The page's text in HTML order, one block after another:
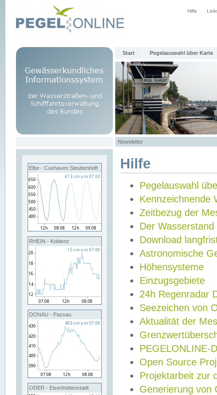
Hilfe
Start Pegelauswahl über Karte
Newsletter
Elbe - Cuxhaven Steubenhöft
RHEIN - Koblenz
DONAU - Passau
ODER - Eisenhüttenstadt
Hilfe
Pegelauswahl
Kennzeichnende
Zeitbezug der
Der Wasserstand
Download
Astronomische
Höhensysteme
Einzugsgebiete
24h Regenradar
Seezeichen von
Aktualität der
PEGELONLINE-
Open Source
Projektarbeit zur
Generierung von